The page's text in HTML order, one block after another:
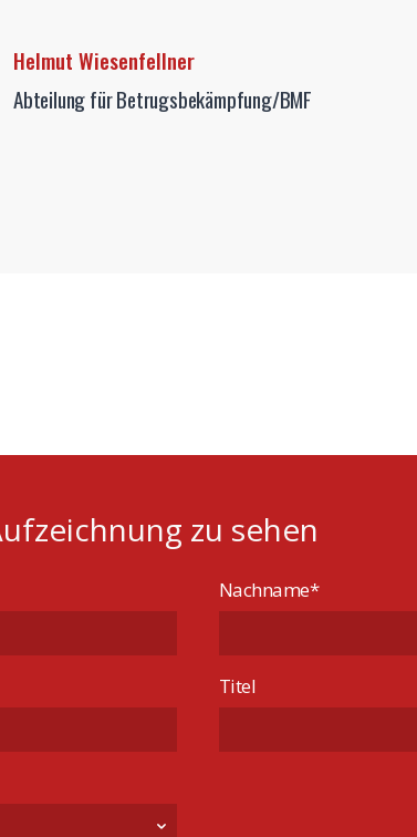
Helmut Wiesenfellner
Abteilung für Betrugsbekämpfung/BMF
zu sehen
Nachname*
Titel